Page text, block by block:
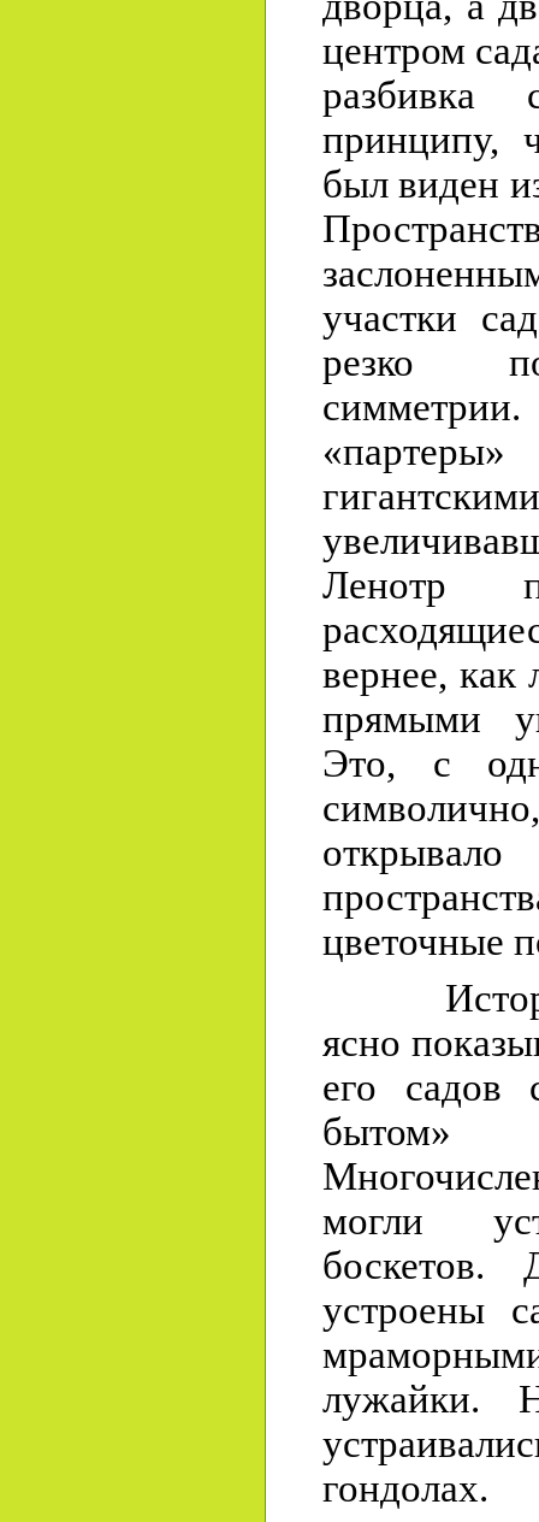
центром
разбивка
принципу,
был виден
участки
резко
Ленотр
вернее, как
прямыми
Это, с
цветочные
История
ясно
его садов
бытом»
могли
боскетов.
устроены
лужайки.
гондолах.